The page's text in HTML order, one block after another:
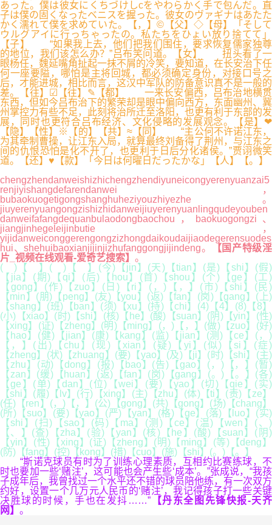
あった。僕は彼女にくちづけしcをやわらかく手で包んだ。直
子は僕の固くなったベニスを握った。彼女のヴァギナはあたた
かく濡れて僕を求めていた。【，】©【父】◇【母】「そして
ウルグアイに行っちゃったの。私たちをひょい放り捨てて」
【子】 “如果我上去，他们把我们围住，要求恢复儒家独尊
的地位，我们该怎么办？”吕布笑问道。【女】 扭头看了一
眼杨任，魏延嘴角扯起一抹不屑的冷笑，要知道，在长安治下任
何一座要隘，哪怕是主将回城，都必须确定身份，对接口号之
后，才能进城，相比而言，这汉中军队的防备意识真不是一般的
差。【往】☑【往】✎【都】 一来长安偏西，吕布治地横贯
东西，但如今吕布治下的繁荣却是眼中偏向西方，东面幽州、冀
州掌控力有些不足，此刻将治所迁至洛阳，也更有利于东部的发
展，同时也更符合吕布经济、文化侵略的发展观念。【是】❤
【隐】【性】※【的】【共】≈【同】 “主公何不许诺江东，
为其牵制曹操，让江东入局，就算最终刘备得了荆州，与江东之
间的仇恨恐怕是化不开了，也更利于日后分化诸侯。”贾诩微笑
道。【还】♥【款】「今日は何曜日だったかな」【人】【。】
chengzhendanweishizhichengzhendiyuneicongyerenyuanzai5
renjiyishangdefarendanwei，
bubaokuogetigongshanghuheziyouzhiyezhe。
jiuyerenyuangongzishizhidanweijiuyerenyuanlingqudeyouben
danweifafangdequanbulaodongbaochou，baokuogongzi、
jiangjinhegeleijinbutie，
yijidanweiconggerengongzizhongdaikoudaijiaodegerensuodes
hui、shehuibaoxianjijinjizhufanggongjijindeng。
【国产特级淫
片_视频在线观看-爱奇艺搜索】 。
( )【 】( )【 】(今)【jin】(天)【tian】(是)【shi】(假)
【jia】(期)【qi】(后)【hou】(首)【shou】(个)【ge】(工)
【gong】(作)【zuo】(日)【ri】(，)【，】(市)【shi】(民)
【min】(朋)【peng】(友)【you】(返)【fan】(岗)【gang】(上)
【shang】(班)【ban】(须)【xu】(持)【chi】(4)【4】(8)【8】
(小)【xiao】(时)【shi】(核)【he】(酸)【suan】(阴)【yin】(性)
【xing】(证)【zheng】(明)【ming】(，)【，】(做)【zuo】(好)
【hao】(健)【jian】(康)【kang】(监)【jian】(测)【ce】(，)
【，】(出)【chu】(现)【xian】(疑)【yi】(似)【si】(症)
【zheng】(状)【zhuang】(要)【yao】(及)【ji】(时)【shi】(主)
【zhu】(动)【dong】(报)【bao】(告)【gao】(，)【，】(暂)
【zan】(缓)【huan】(返)【fan】(岗)【gang】(。)【。】(各)
【ge】(单)【dan】(位)【wei】(要)【yao】(切)【qie】(实)
【shi】(履)【lv】(行)【xing】(主)【zhu】(体)【ti】(责)【ze】
(任)【ren】(，)【，】(公)【gong】(共)【gong】(场)【chang】
(所)【suo】(要)【yao】(严)【yan】(格)【ge】(落)【luo】(实)
【shi】(扫)【sao】(码)【ma】(测)【ce】(温)【wen】(、)
【、】(查)【zha】(验)【yan】(核)【he】(酸)【suan】(阴)
【yin】(性)【xing】(证)【zheng】(明)【ming】(等)【deng】
(防)【fang】(控)【kong】(措)【cuo】(施)【shi】(。)【。】
“斯诺克球员有时为了训练心理素质，互相约比赛练球，不
时也要加一些‘赌注’，这可能也会产生些‘成本’。”张成说，“我孩
子成年后，我曾找过一个水平还不错的球员陪他练，有一次双方
约好，设置一个几万元人民币的‘赌注’，我记得孩子打一些关键
决胜球的时候，手也在发抖……” 【丹东全图先锋快报-天齐
网】 。